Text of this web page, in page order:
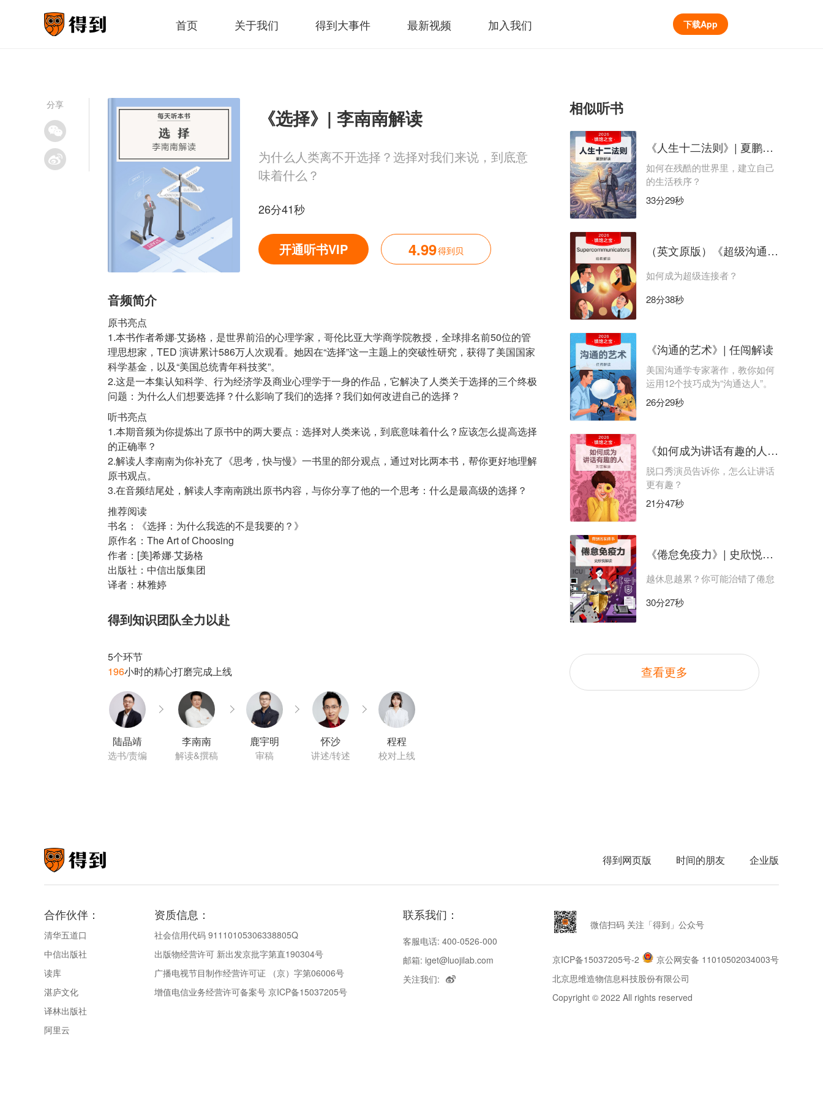
首页 关于我们 得到大事件 最新视频 加入我们 下载App
分享
《选择》| 李南南解读
为什么人类离不开选择？选择对我们来说，到底意
味着什么？
26分41秒
开通听书VIP 4.99得到贝
音频简介
原书亮点
1.本书作者希娜·艾扬格，是世界前沿的心理学家，哥伦比亚大学商学院教授，全球排名前50位的管
理思想家，TED 演讲累计586万人次观看。她因在“选择”这一主题上的突破性研究，获得了美国国家
科学基金，以及“美国总统青年科技奖”。
2.这是一本集认知科学、行为经济学及商业心理学于一身的作品，它解决了人类关于选择的三个终极
听书亮点
1.本期音频为你提炼出了原书中的两大要点：选择对人类来说，到底意味着什么？应该怎么提高选择
的正确率？
2.解读人李南南为你补充了《思考，快与慢》一书里的部分观点，通过对比两本书，帮你更好地理解
原书观点。
推荐阅读
书名：《选择：为什么我选的不是我要的？》
原作名：The Art of Choosing
作者：[美]希娜·艾扬格
出版社：中信出版集团
译者：林雅婷
得到知识团队全力以赴
5个环节
196
小时的精心打磨完成上线
陆晶靖
选书/责编
李南南
解读&撰稿
鹿宇明
审稿
怀沙
讲述/转述
程程
校对上线
相似听书
《人生十二法则》| 夏鹏解读
如何在残酷的世界里，建立自己
的生活秩序？
33分29秒
（英文原版）《超级沟通者》｜哈希解读
如何成为超级连接者？
28分38秒
《沟通的艺术》| 任闯解读
美国沟通学专家著作，教你如何
运用12个技巧成为“沟通达人”。
26分29秒
《如何成为讲话有趣的人》| 刘玄解读
脱口秀演员告诉你，怎么让讲话
更有趣？
21分47秒
《倦怠免疫力》| 史欣悦解读
越休息越累？你可能治错了倦怠
30分27秒
查看更多
得到网页版 时间的朋友 企业版
合作伙伴：
清华五道口
中信出版社
读库
湛庐文化
译林出版社
阿里云
资质信息：
社会信用代码 91110105306338805Q
出版物经营许可 新出发京批字第直190304号
广播电视节目制作经营许可证 （京）字第06006号
增值电信业务经营许可备案号 京ICP备15037205号
联系我们：
客服电话: 400-0526-000
邮箱: iget@luojilab.com
关注我们:
微信扫码 关注「得到」公众号
京ICP备15037205号-2
京公网安备 11010502034003号
北京思维造物信息科技股份有限公司
Copyright © 2022 All rights reserved